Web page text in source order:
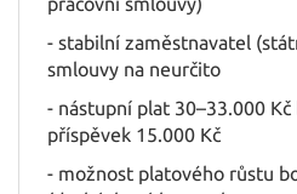
- stabilní zaměstnavatel
smlouvy na neurčito
- nástupní plat 30–33.000
příspěvek 15.000 Kč
- možnost platového růstu